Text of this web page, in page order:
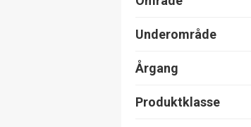
Underområde
Årgang
Produktklasse